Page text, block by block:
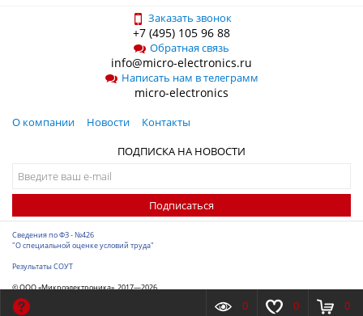
Заказать звонок
+7 (495) 105 96 88
Обратная связь
info@micro-electronics.ru
Написать нам в телеграмм
micro-electronics
О компании Новости
Контакты
ПОДПИСКА НА НОВОСТИ
Подписаться
Сведения по ФЗ - №426
"О специальной оценке условий труда"
Результаты СОУТ
© ООО «Микроэлектроника», 2017—2026
Разработка сайта
0 0 0